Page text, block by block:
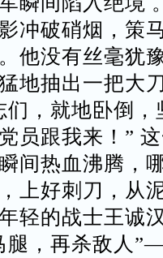
冲破硝烟，策
他没有丝毫犹
地抽出一把大
，就地卧倒，
员跟我来！”
间热血沸腾，
上好刺刀，从
轻的战士王诚
腿，再杀敌人